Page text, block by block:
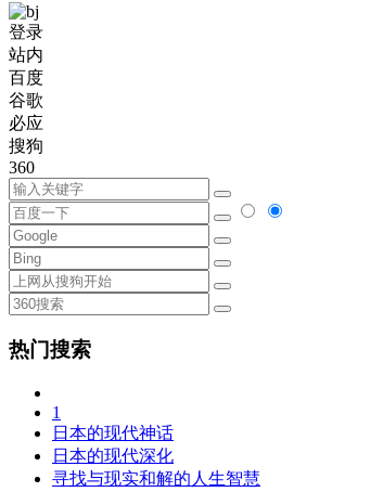
登录
站内
百度
谷歌
必应
搜狗
360
热门搜索
1
日本的现代神话
日本的现代深化
寻找与现实和解的人生智慧